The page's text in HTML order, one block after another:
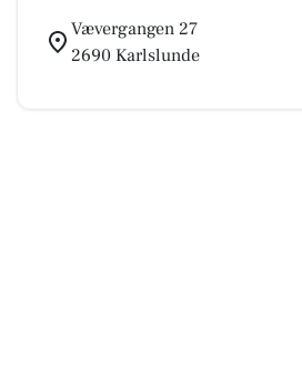
Vævergangen 27
2690 Karlslunde